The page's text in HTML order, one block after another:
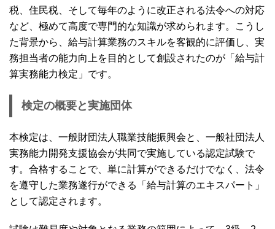
税、住民税、そして毎年のように改正される法令への対応
など、極めて高度で専門的な知識が求められます。こうし
た背景から、給与計算業務のスキルを客観的に評価し、実
務担当者の能力向上を目的として創設されたのが「給与計
算実務能力検定」です。
検定の概要と実施団体
本検定は、一般財団法人職業技能振興会と、一般社団法人
実務能力開発支援協会が共同で実施している認定試験で
す。合格することで、単に計算ができるだけでなく、法令
を遵守した業務遂行ができる「給与計算のエキスパート」
として認定されます。